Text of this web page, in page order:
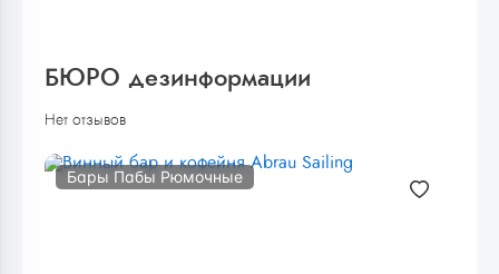
БЮРО дезинформации
Нет отзывов
Бары Пабы Рюмочные